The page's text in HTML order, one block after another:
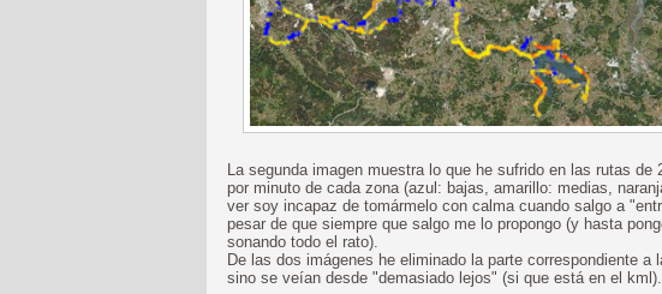
La segunda imagen muestra lo que he sufrido en las rutas
por minuto de cada zona (azul: bajas, amarillo: medias,
ver soy incapaz de tomármelo con calma cuando salgo a
pesar de que siempre que salgo me lo propongo (y hasta
sonando todo el rato).
De las dos imágenes he eliminado la parte correspondiente a
sino se veían desde "demasiado lejos" (si que está en el kml).